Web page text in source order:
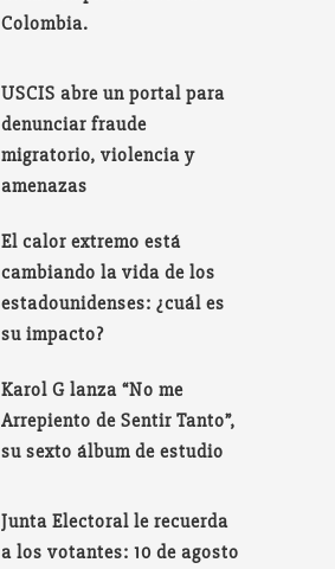
Colombia.
USCIS abre un portal para
denunciar fraude
migratorio, violencia y
amenazas
El calor extremo está
cambiando la vida de los
estadounidenses: ¿cuál es
su impacto?
Karol G lanza “No me
Arrepiento de Sentir Tanto”,
su sexto álbum de estudio
Junta Electoral le recuerda
a los votantes: 10 de agosto